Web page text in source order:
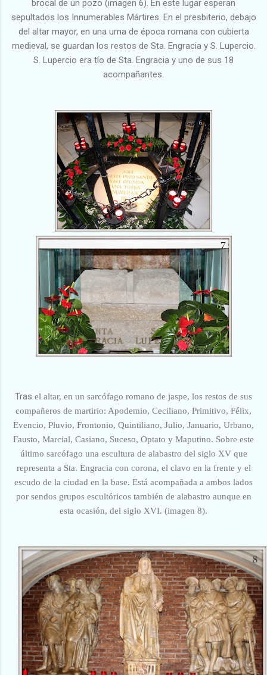
brocal de un pozo (imagen 6). En este lugar esperan
sepultados los Innumerables Mártires. En el presbiterio, debajo
del altar mayor, en una urna de época romana con cubierta
medieval, se guardan los restos de Sta. Engracia y S. Lupercio.
S. Lupercio era tío de Sta. Engracia y uno de sus 18
acompañantes.
Tras el altar, en un sarcófago romano de jaspe, los restos de sus
compañeros de martirio: Apodemio, Ceciliano, Primitivo, Félix,
Evencio, Pluvio, Frontonio, Quintiliano, Julio, Januario, Urbano,
Fausto, Marcial, Casiano, Suceso, Optato y Maputino. Sobre este
último sarcófago una escultura de alabastro del siglo XV que
representa a Sta. Engracia con corona, el clavo en la frente y el
escudo de la ciudad en la base. Está acompañada a ambos lados
por sendos grupos escultóricos también de alabastro aunque en
esta ocasión, del siglo XVI. (imagen 8).